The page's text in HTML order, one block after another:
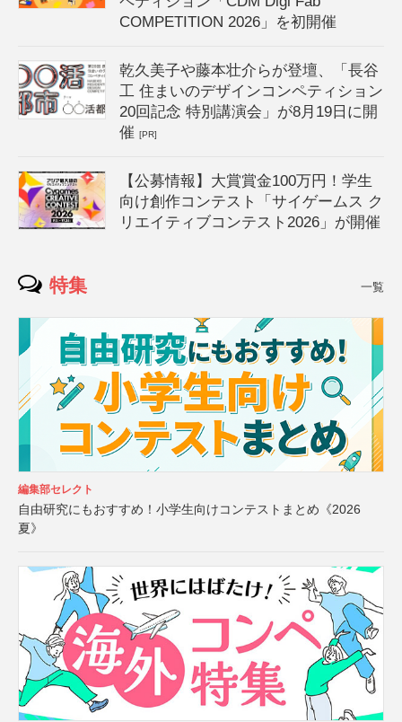
COMPETITION 2026」を初開催
乾久美子や藤本壮介らが登壇、「長谷
工 住まいのデザインコンペティション
20回記念 特別講演会」が8月19日に開
催[PR]
【公募情報】大賞賞金100万円！学生
向け創作コンテスト「サイゲームス ク
リエイティブコンテスト2026」が開催
特集 一覧
編集部セレクト
自由研究にもおすすめ！小学生向けコンテストまとめ《2026
夏》